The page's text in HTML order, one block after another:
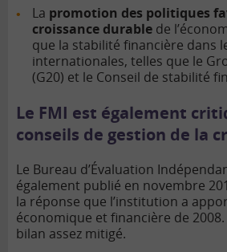
La promotion des politiques
croissance durable de
que la stabilité financière dans
internationales, telles que le
(G20) et le Conseil de stabilité
Le FMI est également
conseils de gestion de la
Le Bureau d’Évaluation
également publié en novembre
la réponse que l’institution a
économique et financière de
bilan assez mitigé.